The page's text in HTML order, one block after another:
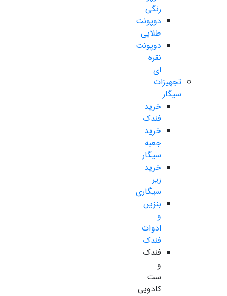
رنگی
دوپونت
طلایی
دوپونت
نقره
ای
تجهیزات
سیگار
خرید
فندک
خرید
جعبه
سیگار
خرید
زیر
سیگاری
بنزین
و
ادوات
فندک
فندک
و
ست
کادویی